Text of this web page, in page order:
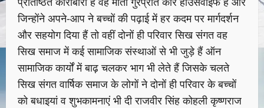
जिन्होंने अपने-आप ने बच्चों की पढ़ाई में हर कदम पर मार्गदर्शन
और सहयोग दिया हैं तो वहीं दोनों ही परिवार सिख संगत वह
सिख समाज में कई सामाजिक संस्थाओं से भी जुड़े हैं ऑन
सामाजिक कार्यों में बाढ़ चलकर भाग भी लेते हैं जिसके चलते
सिख संगत वार्षिक समाज के लोगों ने दोनों ही परिवार के बच्चों
को बधाइयां व शुभकामनाएं भी दी राजवीर सिंह कोहली कृष्णराज